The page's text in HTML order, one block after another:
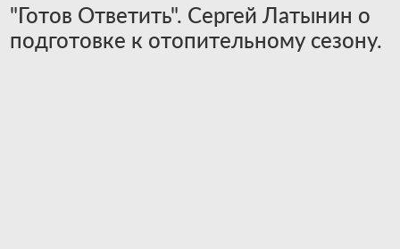
"Готов Ответить". Сергей Латынин о
подготовке к отопительному сезону.